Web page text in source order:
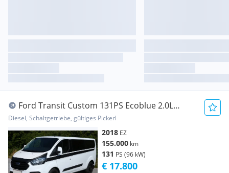
Ford Transit Custom 131PS Ecoblue 2.0L
Diesel L2 Trend Transporter / Kastenwagen
Diesel, Schaltgetriebe, gültiges Pickerl
2018 EZ
155.000 km
131 PS (96 kW)
€ 17.800